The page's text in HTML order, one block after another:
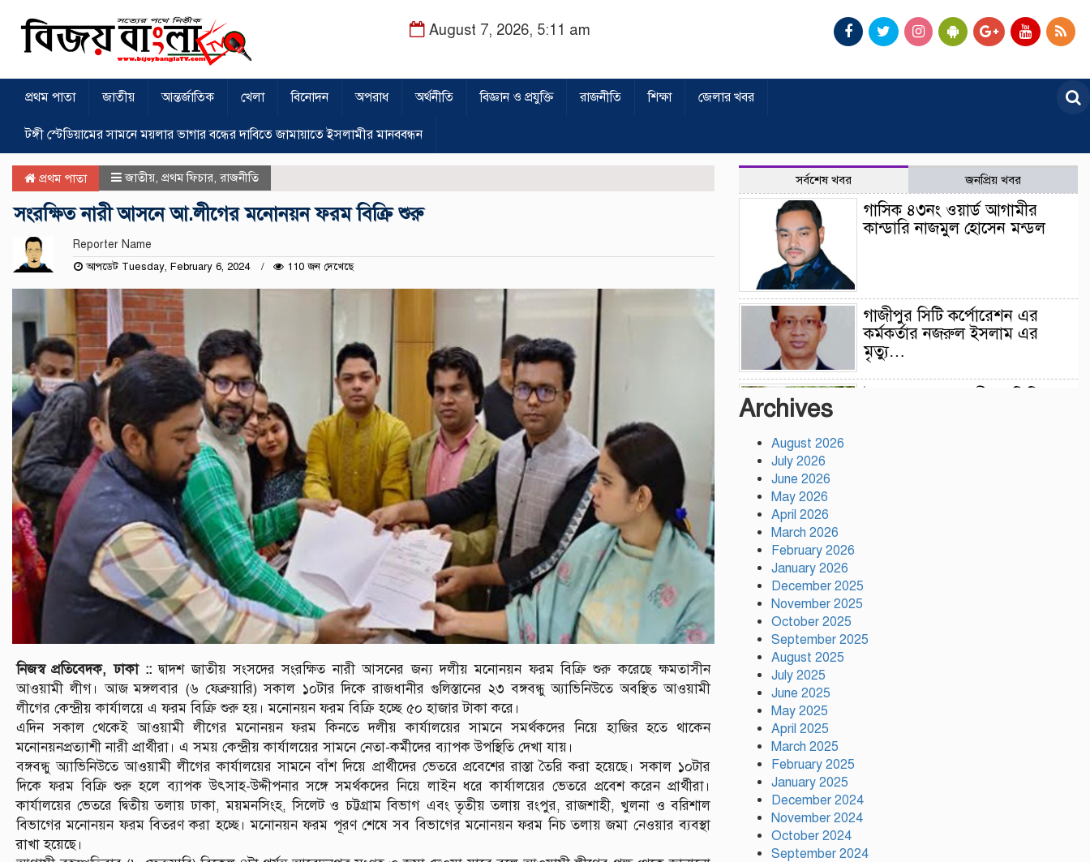
August 7, 2026, 5:11 am
প্রথম পাতা জাতীয় আন্তর্জাতিক খেলা বিনোদন অপরাধ অর্থনীতি বিজ্ঞান ও প্রযুক্তি রাজনীতি শিক্ষা জেলার খবর
টঙ্গী স্টেডিয়ামের সামনে ময়লার ভাগার বন্ধের দাবিতে জামায়াতে ইসলামীর মানববন্ধন
প্রথম পাতা জাতীয় প্রথম ফিচার রাজনীতি
সংরক্ষিত নারী আসনে আ.লীগের মনোনয়ন ফরম বিক্রি শুরু
Reporter Name
আপডেট Tuesday, February 6, 2024 110 জন দেখেছে
নিজস্ব প্রতিবেদক, ঢাকা :: দ্বাদশ জাতীয় সংসদের সংরক্ষিত নারী আসনের জন্য দলীয় মনোনয়ন ফরম বিক্রি শুরু করেছে ক্ষমতাসীন
আওয়ামী লীগ। আজ মঙ্গলবার (৬ ফেব্রুয়ারি) সকাল ১০টার দিকে রাজধানীর গুলিস্তানের ২৩ বঙ্গবন্ধু অ্যাভিনিউতে অবস্থিত আওয়ামী
লীগের কেন্দ্রীয় কার্যালয়ে এ ফরম বিক্রি শুরু হয়। মনোনয়ন ফরম বিক্রি হচ্ছে ৫০ হাজার টাকা করে।
এদিন সকাল থেকেই আওয়ামী লীগের মনোনয়ন ফরম কিনতে দলীয় কার্যালয়ের সামনে সমর্থকদের নিয়ে হাজির হতে থাকেন
মনোনয়নপ্রত্যাশী নারী প্রার্থীরা। এ সময় কেন্দ্রীয় কার্যালয়ের সামনে নেতা-কর্মীদের ব্যাপক উপস্থিতি দেখা যায়।
বঙ্গবন্ধু অ্যাভিনিউতে আওয়ামী লীগের কার্যালয়ের সামনে বাঁশ দিয়ে প্রার্থীদের ভেতরে প্রবেশের রাস্তা তৈরি করা হয়েছে। সকাল ১০টার
দিকে ফরম বিক্রি শুরু হলে ব্যাপক উৎসাহ-উদ্দীপনার সঙ্গে সমর্থকদের নিয়ে লাইন ধরে কার্যালয়ের ভেতরে প্রবেশ করেন প্রার্থীরা।
কার্যালয়ের ভেতরে দ্বিতীয় তলায় ঢাকা, ময়মনসিংহ, সিলেট ও চট্টগ্রাম বিভাগ এবং তৃতীয় তলায় রংপুর, রাজশাহী, খুলনা ও বরিশাল
বিভাগের মনোনয়ন ফরম বিতরণ করা হচ্ছে। মনোনয়ন ফরম পূরণ শেষে সব বিভাগের মনোনয়ন ফরম নিচ তলায় জমা নেওয়ার ব্যবস্থা
রাখা হয়েছে।
সর্বশেষ খবর জনপ্রিয় খবর
গাসিক ৪৩নং ওয়ার্ড আগামীর
কান্ডারি নাজমুল হোসেন মন্ডল
গাজীপুর সিটি কর্পোরেশন এর
কর্মকর্তার নজরুল ইসলাম এর
মৃত্যু…
রাজবাড়ীতে স্টার্লিং
Archives
August 2026
July 2026
June 2026
May 2026
April 2026
March 2026
February 2026
January 2026
December 2025
November 2025
October 2025
September 2025
August 2025
July 2025
June 2025
May 2025
April 2025
March 2025
February 2025
January 2025
December 2024
November 2024
October 2024
September 2024